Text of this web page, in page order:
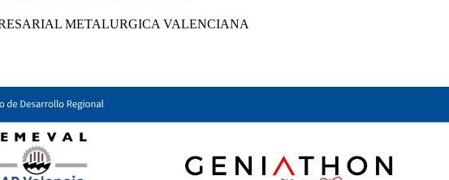
METALURGICA VALENCIANA